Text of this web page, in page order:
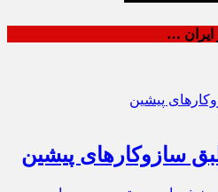
…
سازوکارهای پیشین